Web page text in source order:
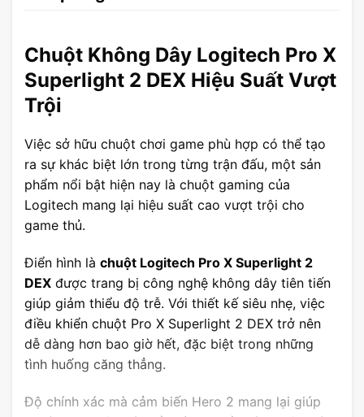
Chuột Không Dây Logitech Pro X
Superlight 2 DEX Hiệu Suất Vượt
Trội
Việc sở hữu chuột chơi game phù hợp có thể tạo
ra sự khác biệt lớn trong từng trận đấu, một sản
phẩm nổi bật hiện nay là chuột gaming của
Logitech mang lại hiệu suất cao vượt trội cho
game thủ.
Điển hình là chuột Logitech Pro X Superlight 2
DEX được trang bị công nghệ không dây tiên tiến
giúp giảm thiểu độ trễ. Với thiết kế siêu nhẹ, việc
điều khiển chuột Pro X Superlight 2 DEX trở nên
dễ dàng hơn bao giờ hết, đặc biệt trong những
tình huống căng thẳng.
Độ chính xác mà cảm biến Hero 2 mang lại giúp